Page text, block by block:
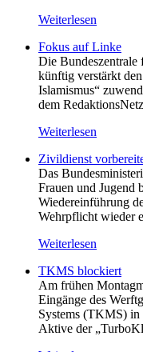
Weiterlesen
Fokus auf Linke
Die
künftig verstärkt
Islamismus“
dem
Weiterlesen
Zivildienst
Das
Frauen und Jugend
Wiedereinführung
Wehrpflicht wieder
Weiterlesen
TKMS blockiert
Am frühen
Eingänge des
Systems (TKMS) in
Aktive der